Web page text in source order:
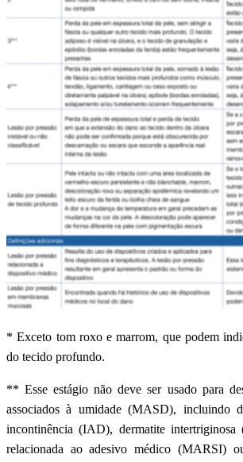
* Exceto tom roxo e marrom, que podem
do tecido profundo.
** Esse estágio não deve ser usado para
associados à umidade (MASD), incluindo
incontinência (IAD), dermatite intertriginosa
relacionada ao adesivo médico (MARSI)